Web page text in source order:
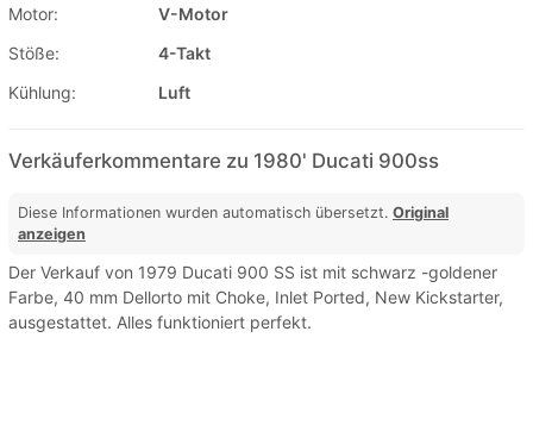
Motor:
V-Motor
Stöße:
4-Takt
Kühlung:
Luft
Verkäuferkommentare zu 1980' Ducati 900ss
Diese Informationen wurden automatisch übersetzt. Original
anzeigen
Der Verkauf von 1979 Ducati 900 SS ist mit schwarz -goldener
Farbe, 40 mm Dellorto mit Choke, Inlet Ported, New Kickstarter,
ausgestattet. Alles funktioniert perfekt.